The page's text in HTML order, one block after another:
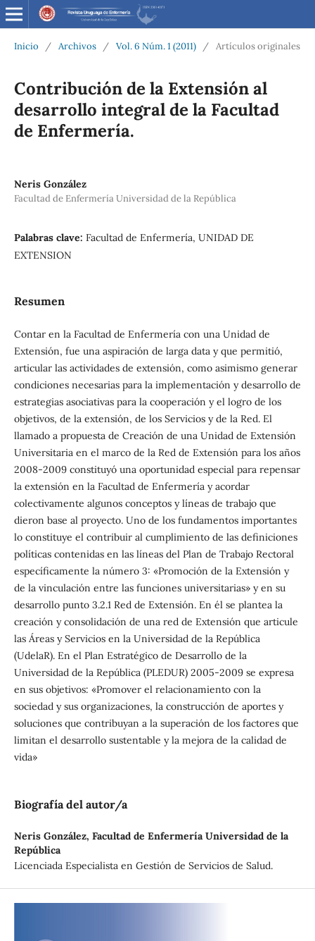
Inicio / Archivos / Vol. 6 Núm. 1 (2011) / Artículos originales
Contribución de la Extensión al
desarrollo integral de la Facultad
de Enfermería.
Neris González
Facultad de Enfermería Universidad de la República
Palabras clave: Facultad de Enfermería, UNIDAD DE
EXTENSION
Resumen
Contar en la Facultad de Enfermería con una Unidad de
Extensión, fue una aspiración de larga data y que permitió,
articular las actividades de extensión, como asimismo generar
condiciones necesarias para la implementación y desarrollo de
estrategias asociativas para la cooperación y el logro de los
objetivos, de la extensión, de los Servicios y de la Red. El
llamado a propuesta de Creación de una Unidad de Extensión
Universitaria en el marco de la Red de Extensión para los años
2008-2009 constituyó una oportunidad especial para repensar
la extensión en la Facultad de Enfermería y acordar
colectivamente algunos conceptos y líneas de trabajo que
dieron base al proyecto. Uno de los fundamentos importantes
lo constituye el contribuir al cumplimiento de las definiciones
políticas contenidas en las líneas del Plan de Trabajo Rectoral
específicamente la número 3: «Promoción de la Extensión y
de la vinculación entre las funciones universitarias» y en su
desarrollo punto 3.2.1 Red de Extensión. En él se plantea la
creación y consolidación de una red de Extensión que articule
las Áreas y Servicios en la Universidad de la República
(UdelaR). En el Plan Estratégico de Desarrollo de la
Universidad de la República (PLEDUR) 2005-2009 se expresa
en sus objetivos: «Promover el relacionamiento con la
sociedad y sus organizaciones, la construcción de aportes y
soluciones que contribuyan a la superación de los factores que
limitan el desarrollo sustentable y la mejora de la calidad de
vida»
Biografía del autor/a
Neris González, Facultad de Enfermería Universidad de la
República
Licenciada Especialista en Gestión de Servicios de Salud.